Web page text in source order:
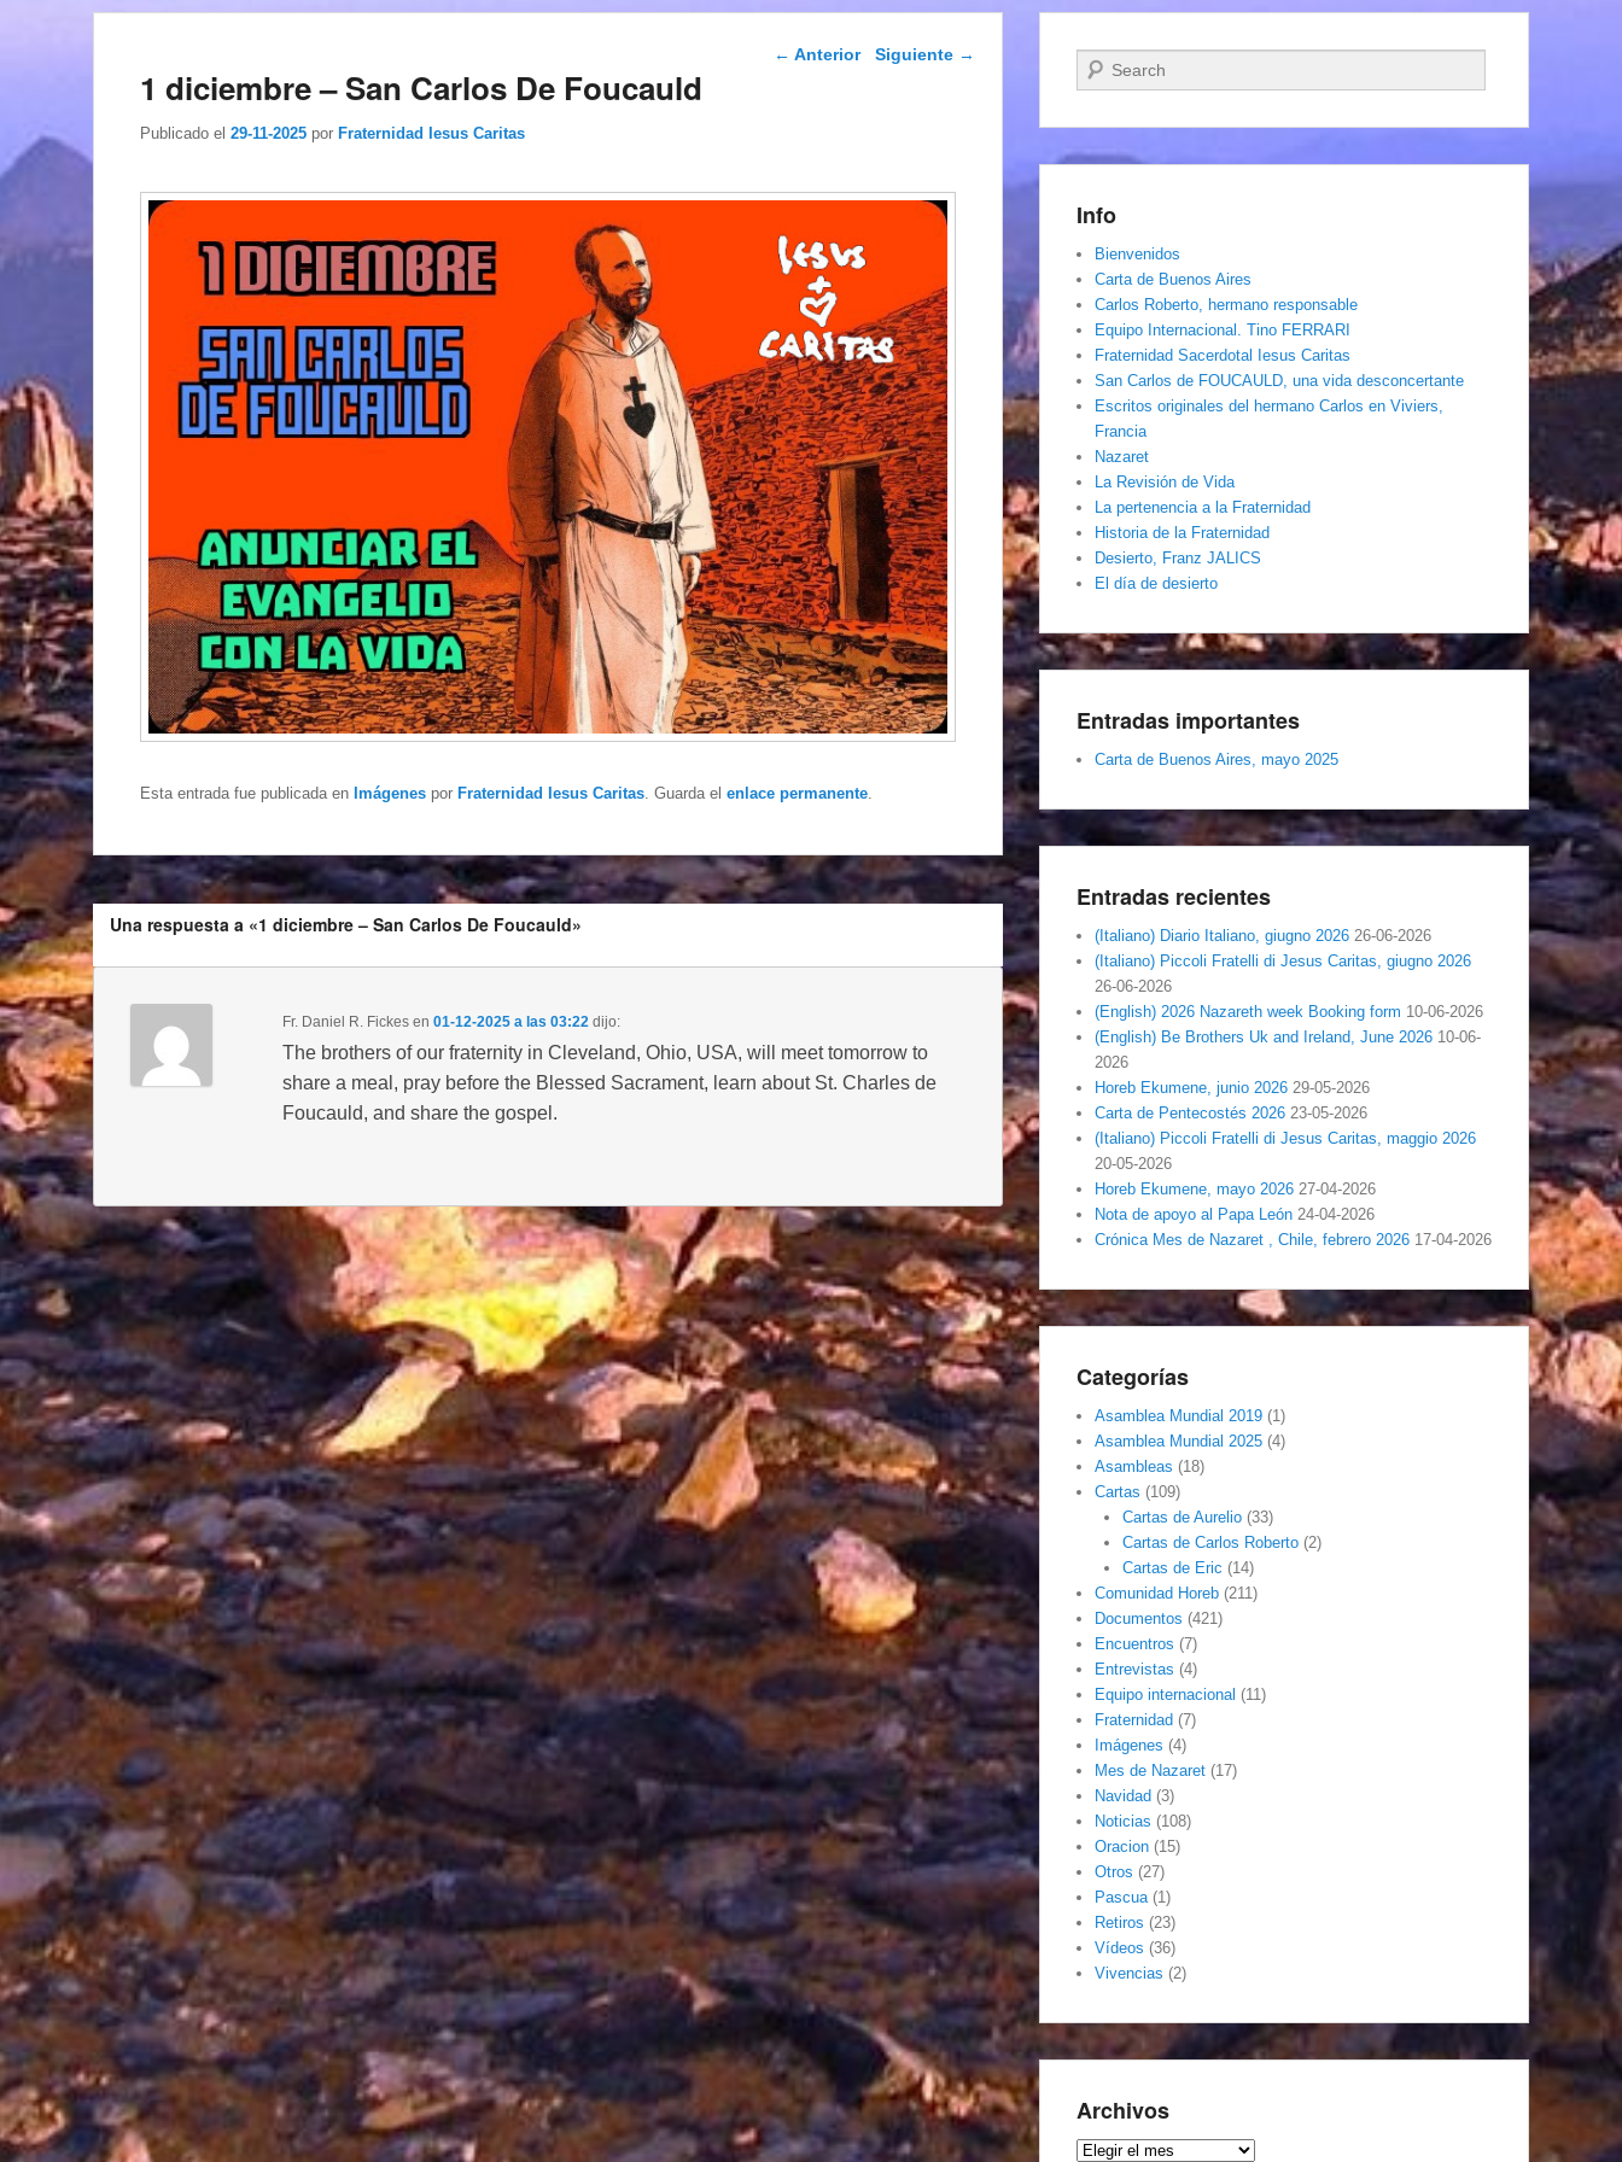
Navegación de
← Anterior Siguiente →
1 diciembre – San Carlos De Foucauld
Publicado el 29-11-2025 por Fraternidad Iesus Caritas
Esta entrada fue publicada en Imágenes por Fraternidad Iesus Caritas . Guarda el enlace permanente
Una respuesta a «1 diciembre – San Carlos De Foucauld»
Fr. Daniel R. Fickesen 01-12-2025 a las 03:22 dijo:
The brothers of our fraternity in Cleveland, Ohio, USA, will meet tomorrow to
share a meal, pray before the Blessed Sacrament, learn about St. Charles de
Foucauld, and share the gospel.
Buscar
Info
Bienvenidos
Carta de Buenos Aires
Carlos Roberto, hermano responsable
Equipo Internacional. Tino FERRARI
Fraternidad Sacerdotal Iesus Caritas
San Carlos de FOUCAULD, una vida desconcertante
Escritos originales del hermano Carlos en Viviers,
Francia
Nazaret
La Revisión de Vida
La pertenencia a la Fraternidad
Historia de la Fraternidad
Desierto, Franz JALICS
El día de desierto
Entradas importantes
Carta de Buenos Aires, mayo 2025
Entradas recientes
(Italiano) Diario Italiano, giugno 2026 26-06-2026
(Italiano) Piccoli Fratelli di Jesus Caritas, giugno 2026
26-06-2026
(English) 2026 Nazareth week Booking form 10-06-2026
(English) Be Brothers Uk and Ireland, June 2026 10-06-
2026
Horeb Ekumene, junio 2026 29-05-2026
Carta de Pentecostés 2026 23-05-2026
(Italiano) Piccoli Fratelli di Jesus Caritas, maggio 2026
20-05-2026
Horeb Ekumene, mayo 2026 27-04-2026
Nota de apoyo al Papa León 24-04-2026
Crónica Mes de Nazaret , Chile, febrero 2026 17-04-2026
Categorías
Asamblea Mundial 2019 (1)
Asamblea Mundial 2025 (4)
Asambleas (18)
Cartas (109)
Cartas de Aurelio(33)
Cartas de Carlos Roberto(2)
Cartas de Eric (14)
Comunidad Horeb (211)
Documentos (421)
Encuentros (7)
Entrevistas (4)
Equipo internacional (11)
Fraternidad (7)
Imágenes (4)
Mes de Nazaret (17)
Navidad (3)
Noticias (108)
Oracion (15)
Otros (27)
Pascua(1)
Retiros (23)
Vídeos (36)
Vivencias (2)
Archivos
Archivos